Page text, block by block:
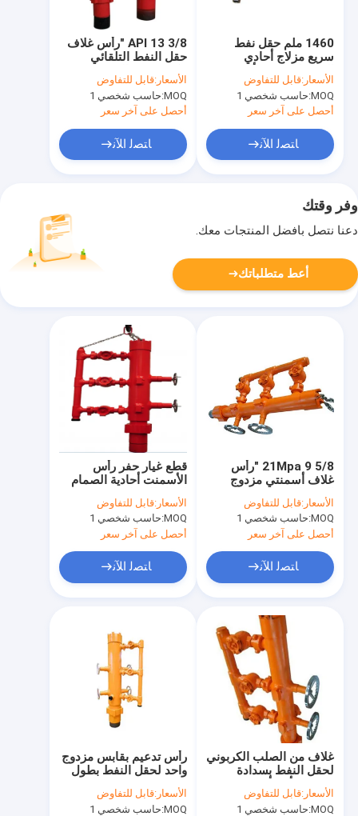
API 13 3/8 "رأس غلاف
حقل النفط التلقائي
عكس LTC الموضوع
الأسعار:قابل للتفاوض
MOQ: حاسب شخصي 1
أحصل على آخر سعر
ﺎﺘﺼﻟ ﺍﻶﻧ
1460 ملم حقل نفط
سريع مزلاج أحادي
التوصيل رؤوس أسمنتية
35.5 ميجا باسكال
الأسعار:قابل للتفاوض
MOQ: حاسب شخصي 1
أحصل على آخر سعر
ﺎﺘﺼﻟ ﺍﻶﻧ
وفر وقتك
دعنا نتصل بأفضل المنتجات معك.
أعط متطلباتك
قطع غيار حفر رأس
الأسمنت أحادية الصمام
API 5CT
الأسعار:قابل للتفاوض
MOQ: حاسب شخصي 1
أحصل على آخر سعر
ﺎﺘﺼﻟ ﺍﻶﻧ
21Mpa 9 5/8 "رأس
غلاف أسمنتي مزدوج
التوصيل مع مشعب
الأسعار:قابل للتفاوض
MOQ: حاسب شخصي 1
أحصل على آخر سعر
ﺎﺘﺼﻟ ﺍﻶﻧ
رأس تدعيم بقابس مزدوج
واحد لحقل النفط بطول
1460 مم
الأسعار:قابل للتفاوض
MOQ: حاسب شخصي 1
غلاف من الصلب الكربوني
لحقل النفط بسدادة
1/2 بوصة
الأسعار:قابل للتفاوض
MOQ: حاسب شخصي 1